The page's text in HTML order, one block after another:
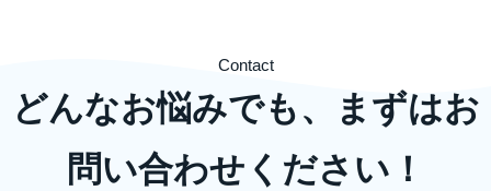
どんなお悩みでも、まずはお
問い合わせください！
Contact